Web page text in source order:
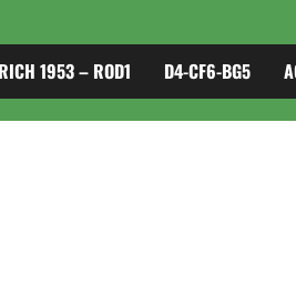
1953 – ROD1 D4-CF6-BG5